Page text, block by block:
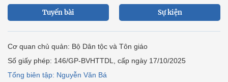
Tuyến bài Sự kiện
Cơ quan chủ quản: Bộ Dân tộc và Tôn giáo
Số giấy phép: 146/GP-BVHTTDL, cấp ngày 17/10/2025
Tổng biên tập: Nguyễn Văn Bá